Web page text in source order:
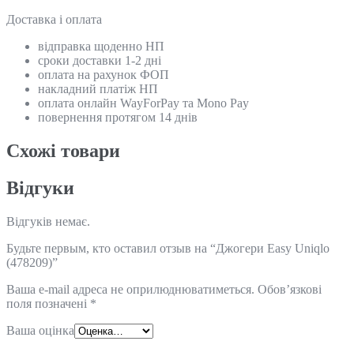
Доставка і оплата
відправка щоденно НП
сроки доставки 1-2 дні
оплата на рахунок ФОП
накладний платіж НП
оплата онлайн WayForPay та Mono Pay
повернення протягом 14 днів
Схожi товари
Відгуки
Відгуків немає.
Будьте первым, кто оставил отзыв на “Джогери Easy Uniqlo
(478209)”
Ваша e-mail адреса не оприлюднюватиметься. Обов’язкові
поля позначені *
Ваша оцінка